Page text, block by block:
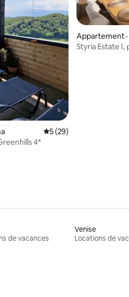
Note moyenne de 5 sur
5 (29)
4*
Appartement
Styria Estate I,
de vacances
Venise
Locations de